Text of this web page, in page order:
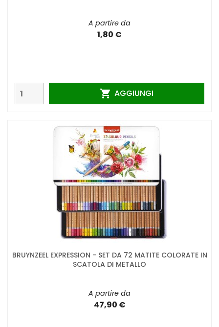
A partire da
1,80 €
 AGGIUNGI
BRUYNZEEL EXPRESSION - SET DA 72 MATITE COLORATE IN
SCATOLA DI METALLO
A partire da
47,90 €